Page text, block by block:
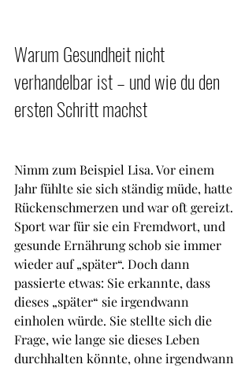
Warum Gesundheit nicht
verhandelbar ist – und wie du den
ersten Schritt machst
Nimm zum Beispiel Lisa. Vor einem
Jahr fühlte sie sich ständig müde, hatte
Rückenschmerzen und war oft gereizt.
Sport war für sie ein Fremdwort, und
gesunde Ernährung schob sie immer
wieder auf „später“. Doch dann
passierte etwas: Sie erkannte, dass
dieses „später“ sie irgendwann
einholen würde. Sie stellte sich die
Frage, wie lange sie dieses Leben
durchhalten könnte, ohne irgendwann